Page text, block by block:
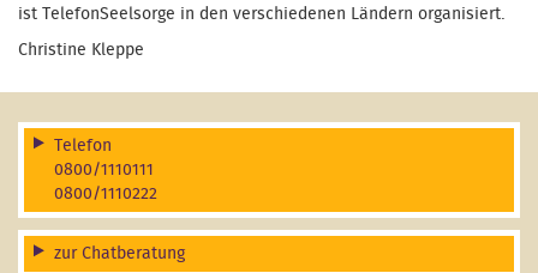
ist TelefonSeelsorge in den verschiedenen Ländern organisiert.
Christine Kleppe
Telefon
0800/1110111
0800/1110222
zur Chatberatung